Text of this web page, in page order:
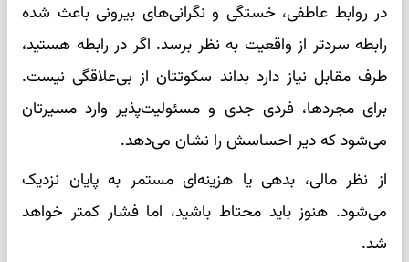
در روابط عاطفی، خستگی و نگرانی‌های بیرونی باعث شده
رابطه سردتر از واقعیت به نظر برسد. اگر در رابطه هستید،
طرف مقابل نیاز دارد بداند سکوتتان از بی‌علاقگی نیست.
برای مجردها، فردی جدی و مسئولیت‌پذیر وارد مسیرتان
می‌شود که دیر احساسش را نشان می‌دهد.
از نظر مالی، بدهی یا هزینه‌ای مستمر به پایان نزدیک
می‌شود. هنوز باید محتاط باشید، اما فشار کمتر خواهد
شد.